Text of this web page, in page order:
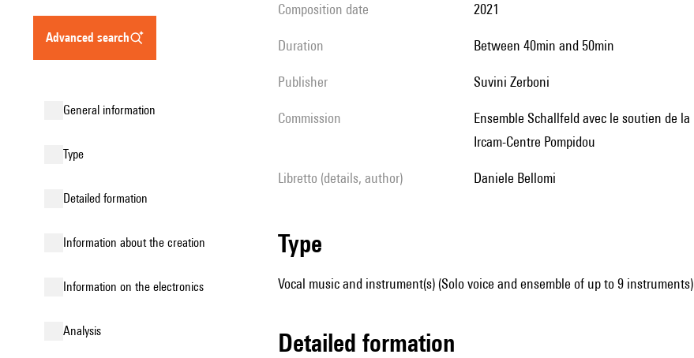
advanced search
general information
type
detailed formation
information about the creation
Information on the electronics
analysis
composition date 2021
duration between 40min and 50min
publisher Suvini Zerboni
Commission
Ensemble Schallfeld avec le soutien de la Ernst von Siemens Music Foundation, en co-production avec
Ircam-Centre Pompidou
Libretto (details, author) Daniele Bellomi
type
Vocal music and instrument(s) (Solo voice and ensemble of up to 9 instruments)
detailed formation